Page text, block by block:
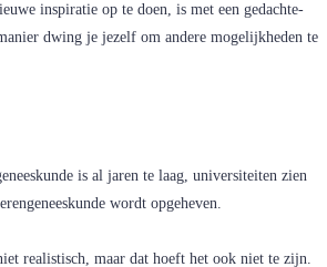
inspiratie op te doen, is met een gedachte-
dwing je jezelf om andere mogelijkheden te
is al jaren te laag, universiteiten zien
wordt opgeheven.
realistisch, maar dat hoeft het ook niet te zijn.